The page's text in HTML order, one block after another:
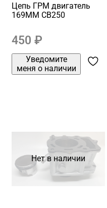
Цепь ГРМ двигатель
169MM CB250
450 ₽
Уведомите
меня о наличии
Нет в наличии